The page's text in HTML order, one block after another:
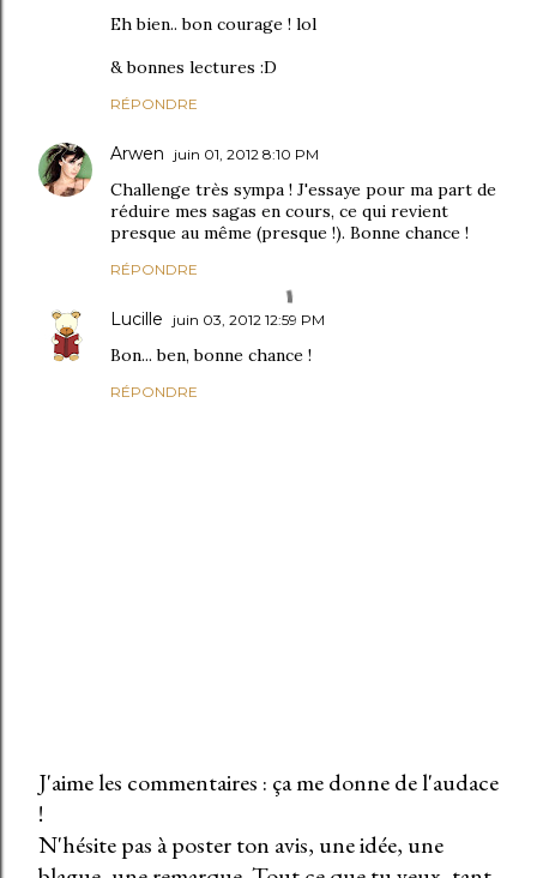
Eh bien.. bon courage ! lol
& bonnes lectures :D
RÉPONDRE
Arwen juin 01, 2012 8:10 PM
Challenge très sympa ! J'essaye pour ma part de
réduire mes sagas en cours, ce qui revient
presque au même (presque !). Bonne chance !
RÉPONDRE
Lucille juin 03, 2012 12:59 PM
Bon... ben, bonne chance !
RÉPONDRE
E
n
J'aime les commentaires : ça me donne de l'audace
!
N'hésite pas à poster ton avis, une idée, une